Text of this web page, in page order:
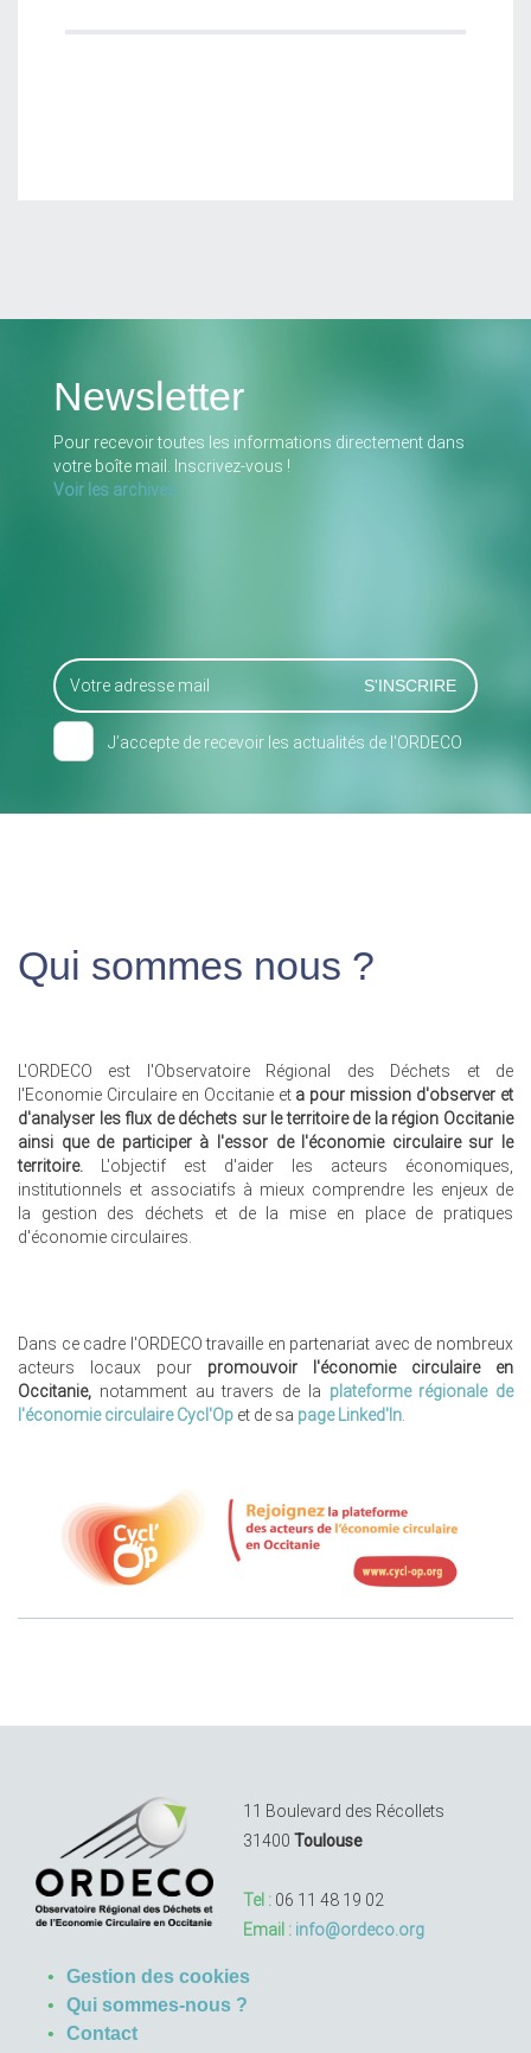
Newsletter
Pour recevoir toutes les informations directement dans
votre boîte mail. Inscrivez-vous !
Voir les archives
J’accepte de recevoir les actualités de l'ORDECO
Qui sommes nous ?
L'ORDECO est l'Observatoire Régional des Déchets et de
l'Economie Circulaire en Occitanie et a pour mission d'observer et
d'analyser les flux de déchets sur le territoire de la région Occitanie
ainsi que de participer à l'essor de l'économie circulaire sur le
territoire. L'objectif est d'aider les acteurs économiques,
institutionnels et associatifs à mieux comprendre les enjeux de
la gestion des déchets et de la mise en place de pratiques
d'économie circulaires.
Dans ce cadre l'ORDECO travaille en partenariat avec de nombreux
acteurs locaux pour promouvoir l'économie circulaire en
Occitanie, notamment au travers de la plateforme régionale de
l'économie circulaire Cycl'Op et de sa page Linked'In
11 Boulevard des Récollets
31400 Toulouse
Tel : 06 11 48 19 02
Email : info@ordeco.org
Gestion des cookies
Qui sommes-nous ?
Contact